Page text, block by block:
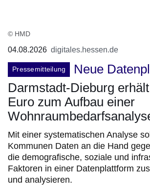
© HMD
04.08.2026 digitales.hessen.de
Pressemitteilung
Neue
Darmstadt-Dieburg
Euro zum Aufbau einer
Mit einer systematischen Analyse
Kommunen Daten an die Hand
die demografische, soziale und
Faktoren in einer Datenplattform
und analysieren.